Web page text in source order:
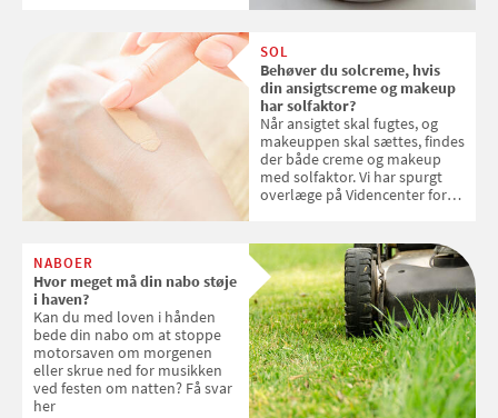
SOL
Behøver du solcreme, hvis
din ansigtscreme og makeup
har solfaktor?
Når ansigtet skal fugtes, og
makeuppen skal sættes, findes
der både creme og makeup
med solfaktor. Vi har spurgt
overlæge på Videncenter for
med SPF kan erstatte
solcreme, når man bevæger
sig ud i solen
NABOER
Hvor meget må din nabo støje
i haven?
Kan du med loven i hånden
bede din nabo om at stoppe
motorsaven om morgenen
eller skrue ned for musikken
ved festen om natten? Få svar
her